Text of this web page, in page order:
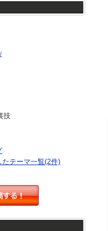
技
たテーマ一覧(2件)